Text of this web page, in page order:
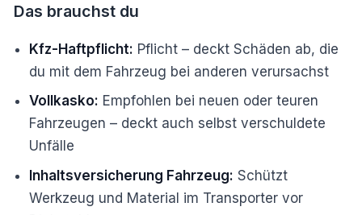
Das brauchst du
Kfz-Haftpflicht: Pflicht – deckt Schäden ab, die
du mit dem Fahrzeug bei anderen verursachst
Vollkasko: Empfohlen bei neuen oder teuren
Fahrzeugen – deckt auch selbst verschuldete
Unfälle
Inhaltsversicherung Fahrzeug: Schützt
Werkzeug und Material im Transporter vor